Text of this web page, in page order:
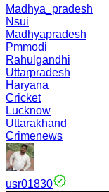
Madhya_pradesh
Nsui
Madhyapradesh
Pmmodi
Rahulgandhi
Uttarpradesh
Haryana
Cricket
Lucknow
Uttarakhand
Crimenews
usr01830